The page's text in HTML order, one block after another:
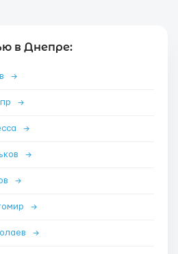
в Днепре:
→
→
→
→
→
→
→